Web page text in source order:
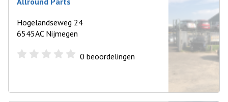
Hogelandseweg 24
6545AC Nijmegen
0 beoordelingen